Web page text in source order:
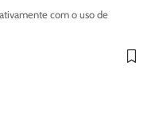
com o uso de